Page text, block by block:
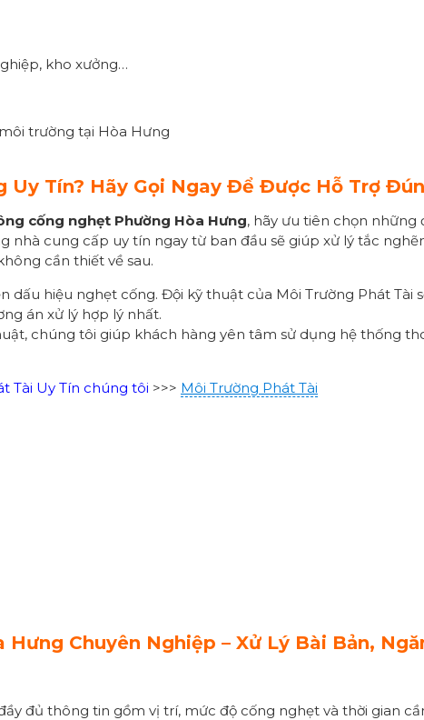
kho xưởng…
trường tại Hòa Hưng
Uy Tín? Hãy Gọi Ngay Để Được Hỗ Trợ
cống nghẹt Phường Hòa Hưng, hãy ưu tiên chọn
cung cấp uy tín ngay từ ban đầu sẽ giúp xử lý tắc
cần thiết về sau.
dấu hiệu nghẹt cống. Đội kỹ thuật của Môi Trường Phát Tài
án xử lý hợp lý nhất.
chúng tôi giúp khách hàng yên tâm sử dụng hệ thống
Tài Uy Tín chúng tôi >>> Môi Trường Phát Tài
Hưng Chuyên Nghiệp – Xử Lý Bài Bản,
đủ thông tin gồm vị trí, mức độ cống nghẹt và thời gian